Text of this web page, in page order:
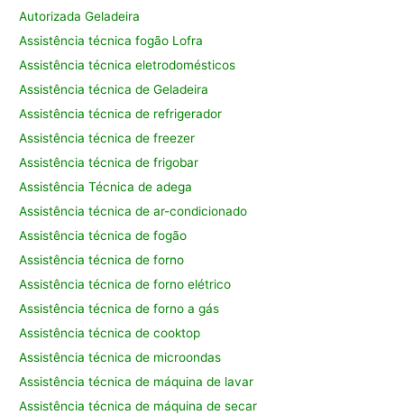
Autorizada Geladeira
Assistência técnica fogão Lofra
Assistência técnica eletrodomésticos
Assistência técnica de Geladeira
Assistência técnica de refrigerador
Assistência técnica de freezer
Assistência técnica de frigobar
Assistência Técnica de adega
Assistência técnica de ar-condicionado
Assistência técnica de fogão
Assistência técnica de forno
Assistência técnica de forno elétrico
Assistência técnica de forno a gás
Assistência técnica de cooktop
Assistência técnica de microondas
Assistência técnica de máquina de lavar
Assistência técnica de máquina de secar